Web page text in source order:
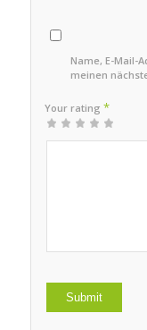
Name, E-Mail-
meinen
Your rating *
1
2
3
4
5